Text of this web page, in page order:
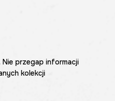
Nie przegap informacji
kolekcji